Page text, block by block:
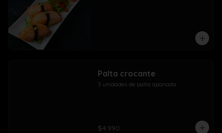
Palta crocante
3 unidades de palta apanada
$4.990